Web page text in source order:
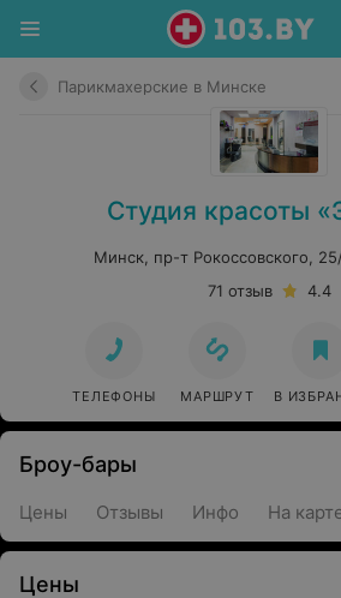
Парикмахерские в Минске
Студия красоты
Минск, пр-т Рокоссовского,
71 отзыв
4.4
ТЕЛЕФОНЫ МАРШРУТ В
Броу-бары
Цены Отзывы Инфо На
Цены